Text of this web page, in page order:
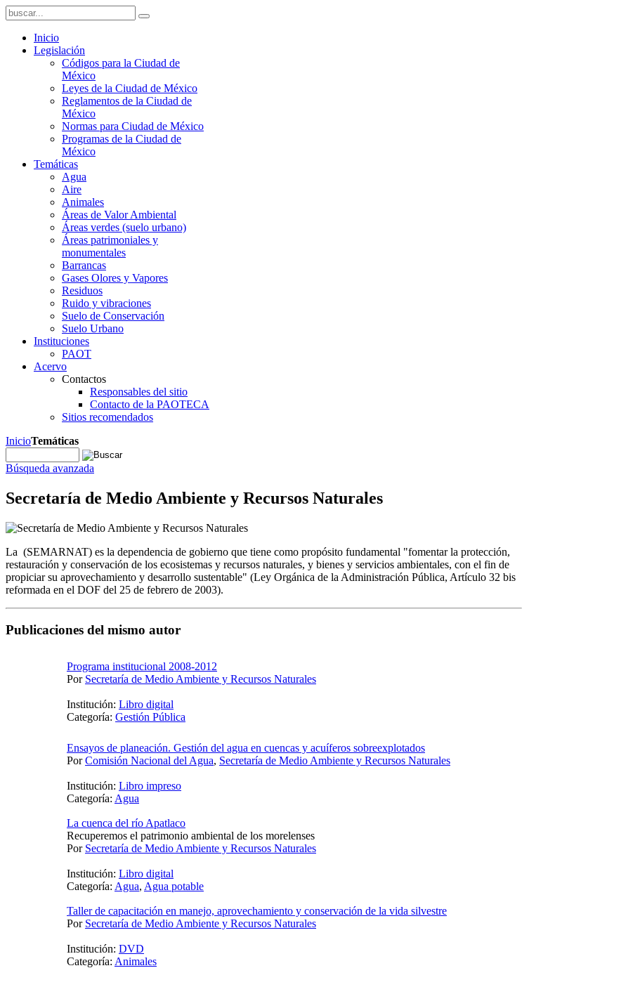
Inicio
Legislación
Códigos para la Ciudad de
México
Leyes de la Ciudad de México
Reglamentos de la Ciudad de
México
Normas para Ciudad de México
Programas de la Ciudad de
México
Temáticas
Agua
Aire
Animales
Áreas de Valor Ambiental
Áreas verdes (suelo urbano)
Áreas patrimoniales y
monumentales
Barrancas
Gases Olores y Vapores
Residuos
Ruido y vibraciones
Suelo de Conservación
Suelo Urbano
Instituciones
PAOT
Acervo
Contactos
Responsables del sitio
Contacto de la PAOTECA
Sitios recomendados
InicioTemáticas
Búsqueda avanzada
Secretaría de Medio Ambiente y Recursos Naturales
La (SEMARNAT) es la dependencia de gobierno que tiene como propósito fundamental "fomentar la protección,
restauración y conservación de los ecosistemas y recursos naturales, y bienes y servicios ambientales, con el fin de
propiciar su aprovechamiento y desarrollo sustentable" (Ley Orgánica de la Administración Pública, Artículo 32 bis
reformada en el DOF del 25 de febrero de 2003).
Publicaciones del mismo autor
Programa institucional 2008-2012
Por Secretaría de Medio Ambiente y Recursos Naturales
Institución: Libro digital
Categoría: Gestión Pública
Ensayos de planeación. Gestión del agua en cuencas y acuíferos sobreexplotados
PorComisión Nacional del Agua, Secretaría de Medio Ambiente y Recursos Naturales
Institución: Libro impreso
Categoría: Agua
La cuenca del río Apatlaco
Recuperemos el patrimonio ambiental de los morelenses
Por Secretaría de Medio Ambiente y Recursos Naturales
Institución: Libro digital
Categoría: Agua, Agua potable
Taller de capacitación en manejo, aprovechamiento y conservación de la vida silvestre
Por Secretaría de Medio Ambiente y Recursos Naturales
Institución: DVD
Categoría: Animales